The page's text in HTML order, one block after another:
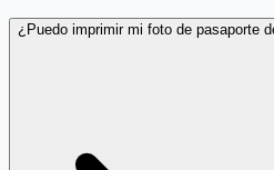
¿Puedo imprimir mi foto de pasaporte